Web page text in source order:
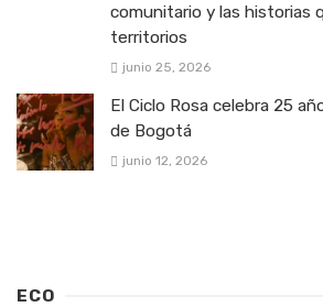
comunitario y las historias
territorios
junio 25, 2026
El Ciclo Rosa celebra 25
de Bogotá
junio 12, 2026
ECO